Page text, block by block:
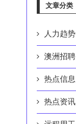
文章分类
人力趋势
澳洲招聘
热点信息
热点资讯